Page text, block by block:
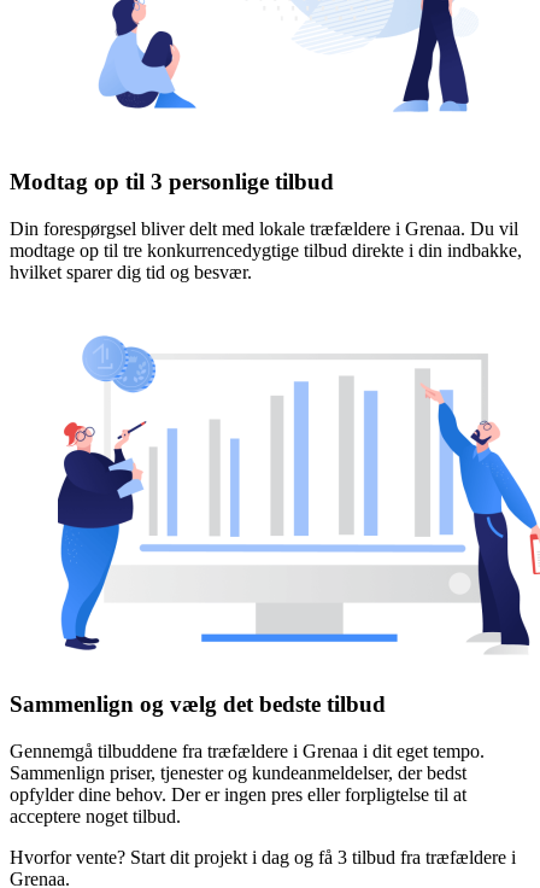
Modtag op til 3 personlige tilbud
Din forespørgsel bliver delt med lokale træfældere i Grenaa. Du vil
modtage op til tre konkurrencedygtige tilbud direkte i din indbakke,
hvilket sparer dig tid og besvær.
Sammenlign og vælg det bedste tilbud
Gennemgå tilbuddene fra træfældere i Grenaa i dit eget tempo.
Sammenlign priser, tjenester og kundeanmeldelser, der bedst
opfylder dine behov. Der er ingen pres eller forpligtelse til at
acceptere noget tilbud.
Hvorfor vente? Start dit projekt i dag og få 3 tilbud fra træfældere i
Grenaa.